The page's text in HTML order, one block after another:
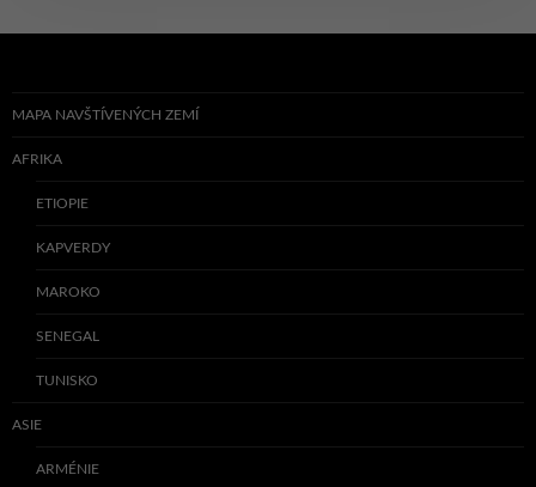
MAPA NAVŠTÍVENÝCH ZEMÍ
AFRIKA
ETIOPIE
KAPVERDY
MAROKO
SENEGAL
TUNISKO
ASIE
ARMÉNIE